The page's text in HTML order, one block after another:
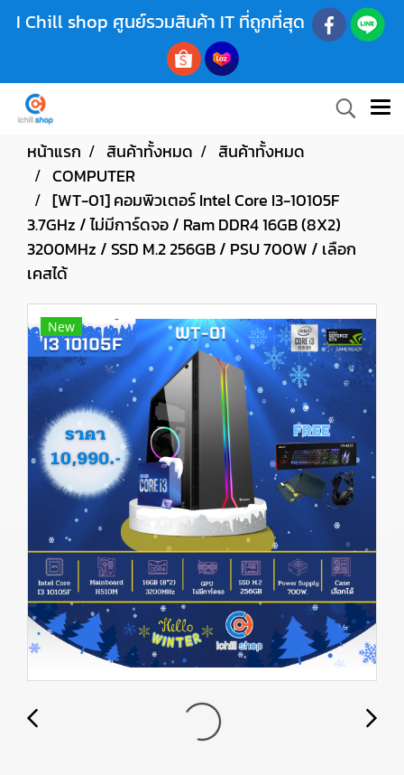
I Chill shop ศูนย์รวมสินค้า IT ที่ถูกที่สุด
หน้าแรก สินค้าทั้งหมด
สินค้าทั้งหมด
COMPUTER
[WT-01] คอมพิวเตอร์ Intel Core I3-10105F
3.7GHz / ไม่มีการ์ดจอ / Ram DDR4 16GB (8X2)
3200MHz / SSD M.2 256GB / PSU 700W / เลือก
เคสได้
New